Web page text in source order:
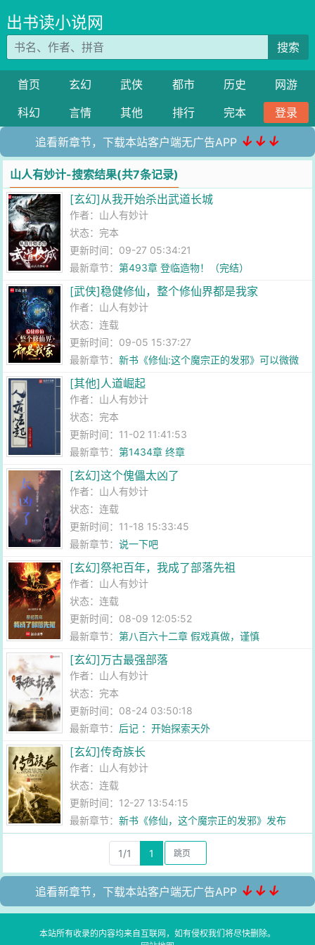
出书读小说网
搜索
首页 玄幻 武侠 都市 历史
网游
科幻
言情 其他 排行 完本 登录
追看新章节，下载本站客户端无广告APP ↓↓↓
山人有妙计-搜索结果(共7条记录)
[玄幻]从我开始杀出武道长城
作者： 山人有妙计
状态：完本
更新时间：09-27 05:34:21
最新章节：第493章 登临造物！（完结）
[武侠]稳健修仙，整个修仙界都是我家
作者： 山人有妙计
状态：连载
更新时间：09-05 15:37:27
最新章节：新书《修仙:这个魔宗正的发邪》可以微微
开宰了
[其他]人道崛起
作者： 山人有妙计
状态：完本
更新时间：11-02 11:41:53
最新章节：第1434章 终章
[玄幻]这个傀儡太凶了
作者： 山人有妙计
状态：连载
更新时间：11-18 15:33:45
最新章节：说一下吧
[玄幻]祭祀百年，我成了部落先祖
作者： 山人有妙计
状态：连载
更新时间：08-09 12:05:52
最新章节：第八百六十二章 假戏真做，谨慎
[玄幻]万古最强部落
作者： 山人有妙计
状态：完本
更新时间：08-24 03:50:18
最新章节： 后记 ：开始探索天外
[玄幻]传奇族长
作者： 山人有妙计
状态：连载
更新时间：12-27 13:54:15
最新章节：新书《修仙，这个魔宗正的发邪》发布
1/1 1
追看新章节，下载本站客户端无广告APP ↓↓↓
本站所有收录的内容均来自互联网，如有侵权我们将尽快删除。